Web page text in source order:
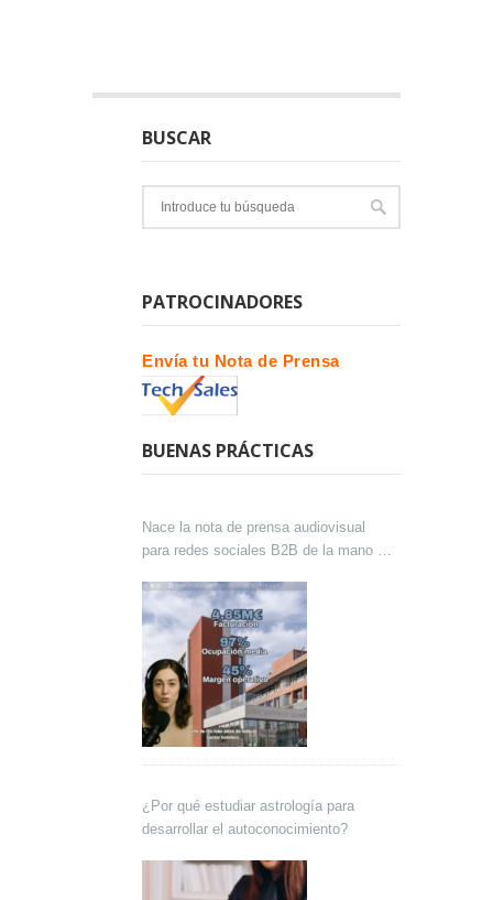
BUSCAR
PATROCINADORES
Envía tu Nota de Prensa
BUENAS PRÁCTICAS
Nace la nota de prensa audiovisual
para redes sociales B2B de la mano de
¿Por qué estudiar astrología para
desarrollar el autoconocimiento?